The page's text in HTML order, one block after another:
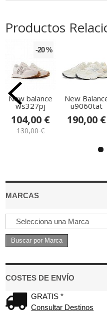
MARCAS
COSTES DE ENVÍO
GRATIS *
Consultar Destinos
Productos
-20 %
New balance
ws327pj
104,00 €
130,00 €
New
u9060tat
190,00 €